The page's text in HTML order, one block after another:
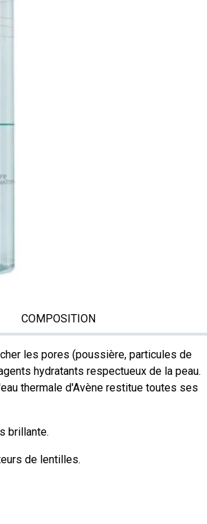
COMPOSITION
les pores (poussière, particules de
hydratants respectueux de la peau.
thermale d'Avène restitue toutes ses
brillante.
de lentilles.